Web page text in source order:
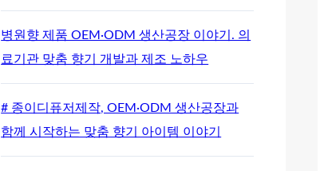
병원향 제품 OEM·ODM 생산공장 이야기. 의
료기관 맞춤 향기 개발과 제조 노하우
# 종이디퓨저제작, OEM·ODM 생산공장과
함께 시작하는 맞춤 향기 아이템 이야기